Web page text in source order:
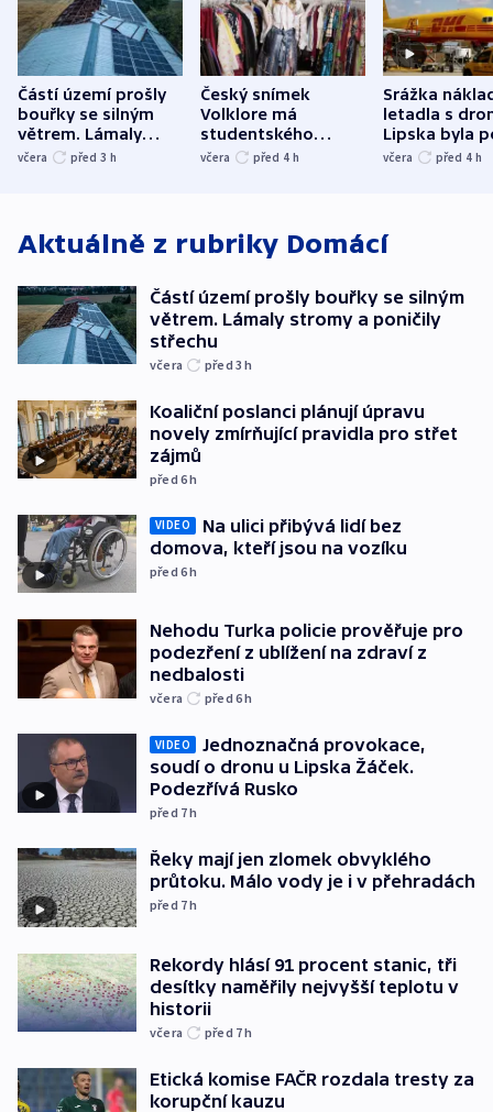
Částí území prošly
bouřky se silným
větrem. Lámaly
stromy a poničily
včera před 3 h
Český snímek
Volklore má
studentského
Oscara, zabojuje o
včera před 4 h
Srážka
letadla s
Lipska byla
německého
včera před 4 h
Aktuálně z rubriky Domácí
Částí území prošly bouřky se silným
větrem. Lámaly stromy a poničily
střechu
včera před 3h
Koaliční poslanci plánují úpravu
novely zmírňující pravidla pro střet
zájmů
před 6h
VIDEO
Na ulici přibývá lidí bez
domova, kteří jsou na vozíku
před 6h
Nehodu Turka policie prověřuje pro
podezření z ublížení na zdraví z
nedbalosti
včera před 6h
VIDEO
Jednoznačná provokace,
soudí o dronu u Lipska Žáček.
Podezřívá Rusko
před 7h
Řeky mají jen zlomek obvyklého
průtoku. Málo vody je i v přehradách
před 7h
Rekordy hlásí 91 procent stanic, tři
desítky naměřily nejvyšší teplotu v
historii
včera před 7h
Etická komise FAČR rozdala tresty za
korupční kauzu